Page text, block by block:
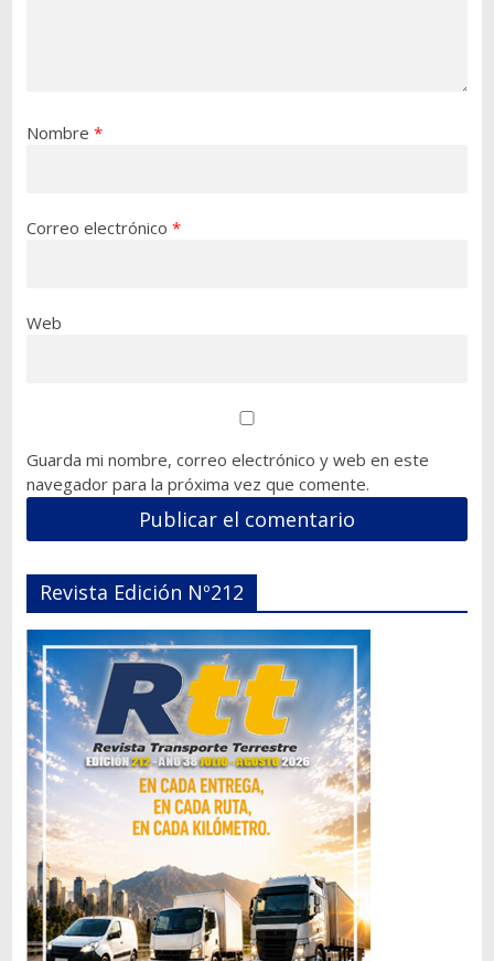
Nombre *
Correo electrónico *
Web
Guarda mi nombre, correo electrónico y web en este
navegador para la próxima vez que comente.
Revista Edición Nº212